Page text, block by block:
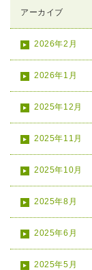
アーカイブ
2026年2月
2026年1月
2025年12月
2025年11月
2025年10月
2025年8月
2025年6月
2025年5月